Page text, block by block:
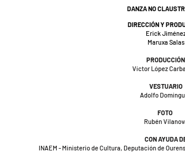
DANZA NO
DIRECCIÓN Y
Erick
Maruxa Salas
PRODUCCIÓN
Víctor López
VESTUARIO
Adolfo
FOTO
Rubén
CON AYUDA
INAEM - Ministerio de Cultura, Deputación de